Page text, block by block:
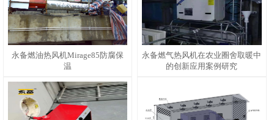
永备燃油热风机Mirage85防腐保
温
永备燃气热风机在农业圈舍取暖中
的创新应用案例研究